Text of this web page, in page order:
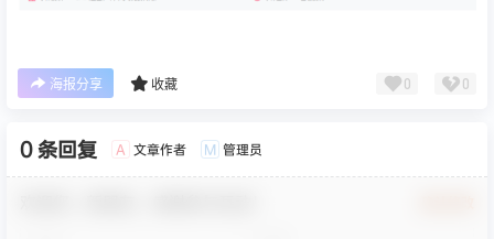
海报分享 收藏 0 0
0 条回复 A 文章作者 M 管理员